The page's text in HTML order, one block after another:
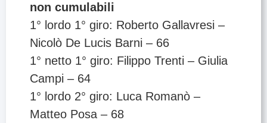
non cumulabili
1° lordo 1° giro: Roberto Gallavresi –
Nicolò De Lucis Barni – 66
1° netto 1° giro: Filippo Trenti – Giulia
Campi – 64
1° lordo 2° giro: Luca Romanò –
Matteo Posa – 68